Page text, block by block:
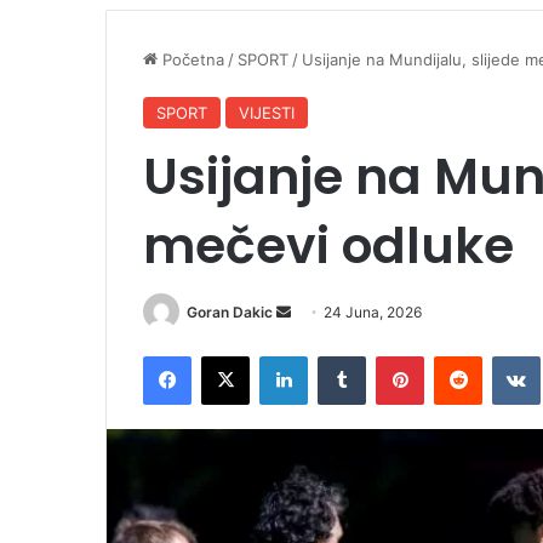
Početna/ SPORT/ Usijanje na Mundijalu, slijede
SPORT VIJESTI
Usijanje na
mečevi odluke
Goran Dakic
a
e
m
24 Juna, 2026